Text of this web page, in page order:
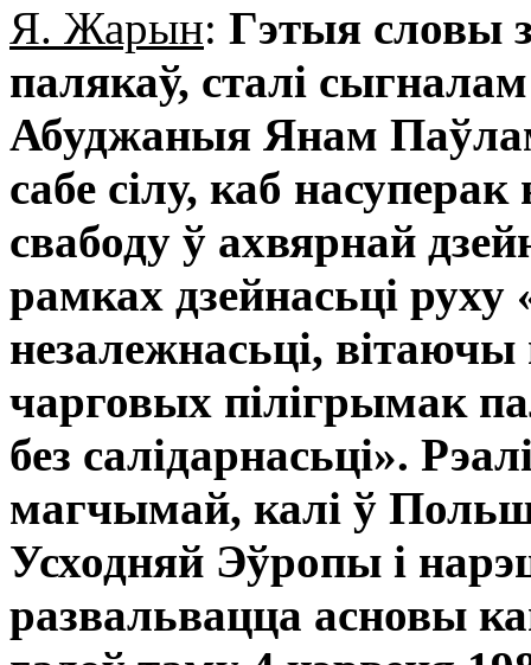
Я. Жарын: Гэтыя словы
палякаў, сталі
Абуджаныя Янам
сабе сілу, каб
свабоду ў ахвярнай
рамках дзейнасьці
незалежнасьці,
чарговых пілігрымак
без салідарнасьці».
магчымай, калі ў
Усходняй Эўропы і
развальвацца асновы